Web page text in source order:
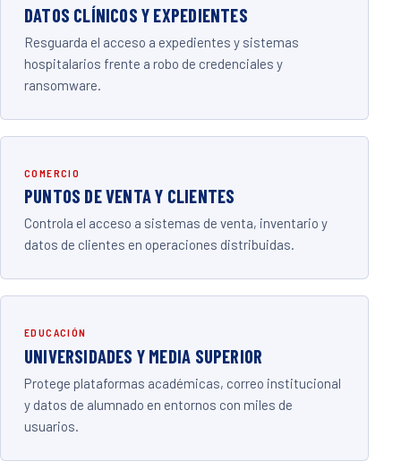
DATOS CLÍNICOS Y EXPEDIENTES
Resguarda el acceso a expedientes y sistemas
hospitalarios frente a robo de credenciales y
ransomware.
COMERCIO
PUNTOS DE VENTA Y CLIENTES
Controla el acceso a sistemas de venta, inventario y
datos de clientes en operaciones distribuidas.
EDUCACIÓN
UNIVERSIDADES Y MEDIA SUPERIOR
Protege plataformas académicas, correo institucional
y datos de alumnado en entornos con miles de
usuarios.